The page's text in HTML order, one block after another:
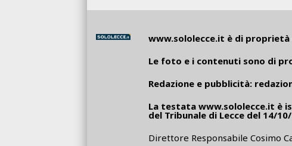
www.sololecce.it è di proprietà
Le foto e i contenuti sono di
Redazione e pubblicità:
La testata www.sololecce.it è
del Tribunale di Lecce del 14/
Direttore Responsabile Cosimo